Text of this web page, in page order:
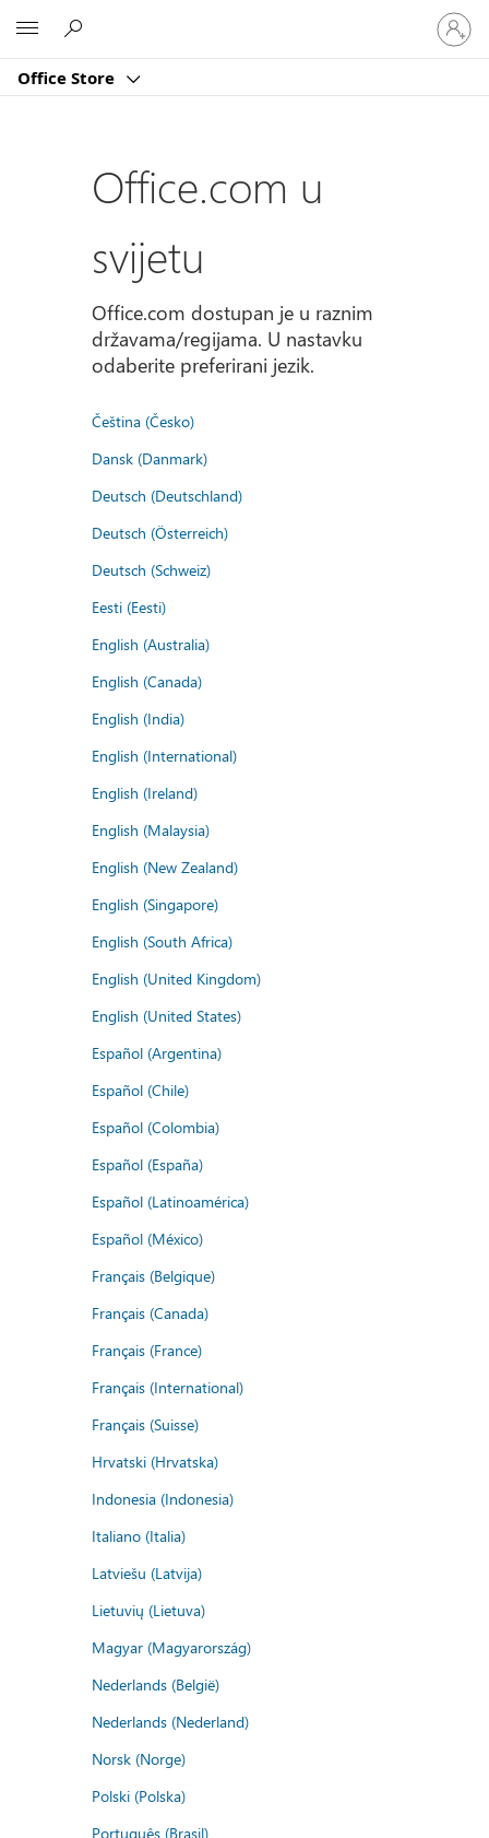
Office Store
Prijavite
se
u
račun
Office.com u
svijetu
Office.com dostupan je u raznim
državama/regijama. U nastavku
odaberite preferirani jezik.
Čeština (Česko)
Dansk (Danmark)
Deutsch (Deutschland)
Deutsch (Österreich)
Deutsch (Schweiz)
Eesti (Eesti)
English (Australia)
English (Canada)
English (India)
English (International)
English (Ireland)
English (Malaysia)
English (New Zealand)
English (Singapore)
English (South Africa)
English (United Kingdom)
English (United States)
Español (Argentina)
Español (Chile)
Español (Colombia)
Español (España)
Español (Latinoamérica)
Español (México)
Français (Belgique)
Français (Canada)
Français (France)
Français (International)
Français (Suisse)
Hrvatski (Hrvatska)
Indonesia (Indonesia)
Italiano (Italia)
Latviešu (Latvija)
Lietuvių (Lietuva)
Magyar (Magyarország)
Nederlands (België)
Nederlands (Nederland)
Norsk (Norge)
Polski (Polska)
Português (Brasil)